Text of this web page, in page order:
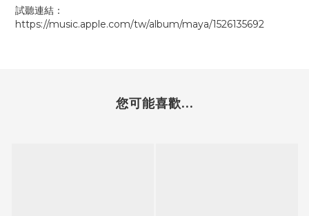
試聽連結：
https://music.apple.com/tw/album/maya/1526135692
您可能喜歡...